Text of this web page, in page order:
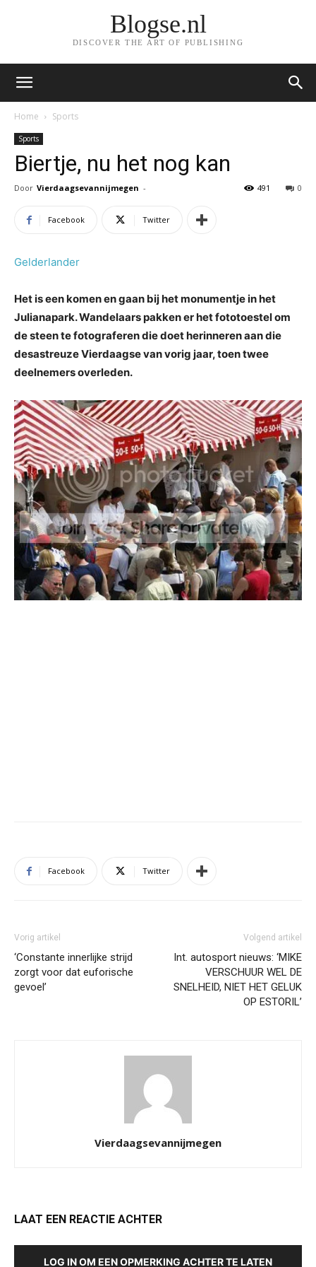
Blogse.nl
DISCOVER THE ART OF PUBLISHING
Home Sports
Sports
Biertje, nu het nog kan
Door Vierdaagsevannijmegen - 0
491
Facebook Twitter
Gelderlander
Het is een komen en gaan bij het monumentje in het
Julianapark. Wandelaars pakken er het fototoestel om
de steen te fotograferen die doet herinneren aan die
desastreuze Vierdaagse van vorig jaar, toen twee
deelnemers overleden.
Facebook Twitter
Vorig artikel
‘Constante innerlijke strijd
zorgt voor dat euforische
gevoel’
Volgend artikel
Int. autosport nieuws: ‘MIKE
VERSCHUUR WEL DE
SNELHEID, NIET HET GELUK
OP ESTORIL’
Vierdaagsevannijmegen
LAAT EEN REACTIE ACHTER
LOG IN OM EEN OPMERKING ACHTER TE LATEN